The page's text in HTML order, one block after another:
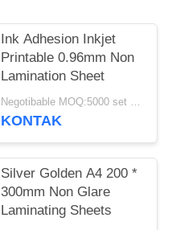
Ink Adhesion Inkjet
Printable 0.96mm Non
Lamination Sheet
Negotibable MOQ:5000 set (3 lembar per lembar)
KONTAK
Silver Golden A4 200 *
300mm Non Glare
Laminating Sheets